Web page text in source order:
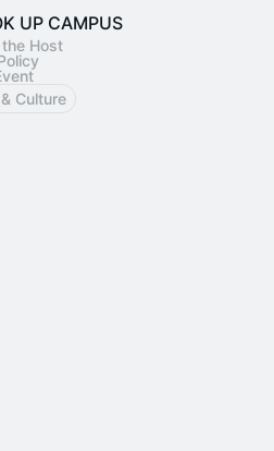
新しいカルチャースペース
オBASE（撮影・レッスン対応）
併設
ミュニティ
UP CAMPUS
Host
Culture